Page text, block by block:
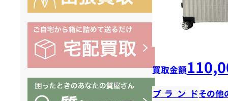
買取金額
ブランドその他